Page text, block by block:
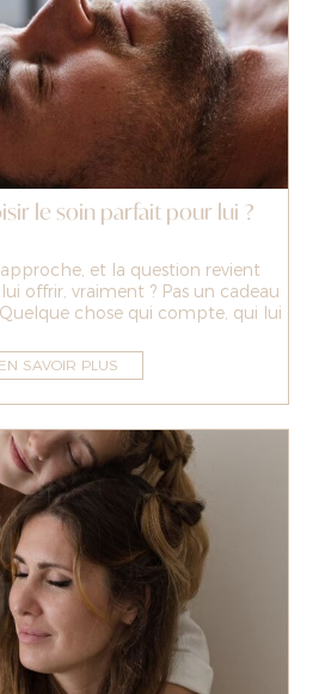
le soin parfait pour lui ?
approche, et la question revient
offrir, vraiment ? Pas un cadeau
chose qui compte, qui lui
EN SAVOIR PLUS